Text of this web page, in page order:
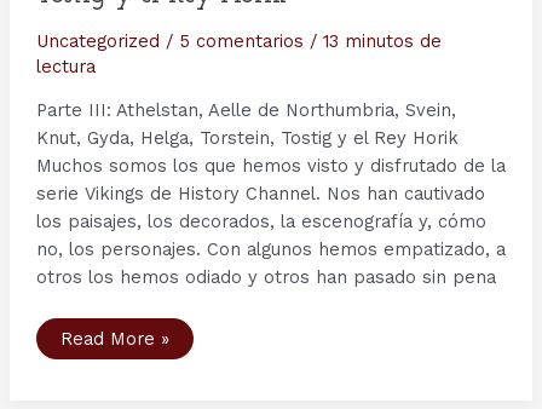
Uncategorized / 5 comentarios / 13 minutos de
lectura
Parte III: Athelstan, Aelle de Northumbria, Svein,
Knut, Gyda, Helga, Torstein, Tostig y el Rey Horik
Muchos somos los que hemos visto y disfrutado de la
serie Vikings de History Channel. Nos han cautivado
los paisajes, los decorados, la escenografía y, cómo
no, los personajes. Con algunos hemos empatizado, a
otros los hemos odiado y otros han pasado sin pena
Personajes
serie
Read More »